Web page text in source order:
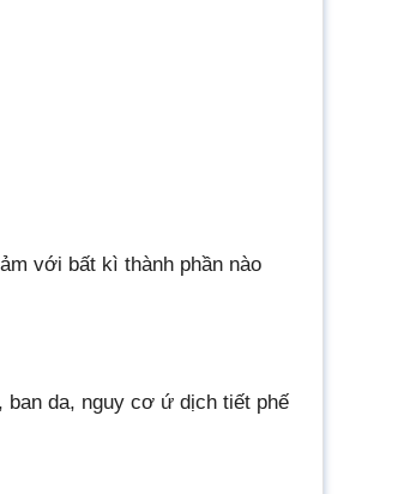
với bất kì thành phần nào
ban da, nguy cơ ứ dịch tiết phế